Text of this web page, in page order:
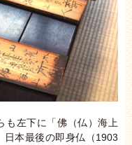
も左下に「佛（仏）海上
日本最後の即身仏（1903